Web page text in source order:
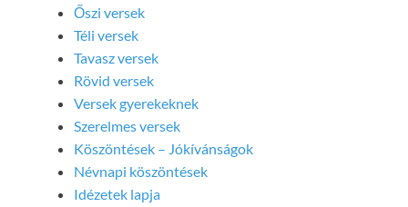
Őszi versek
Téli versek
Tavasz versek
Rövid versek
Versek gyerekeknek
Szerelmes versek
Köszöntések – Jókívánságok
Névnapi köszöntések
Idézetek lapja